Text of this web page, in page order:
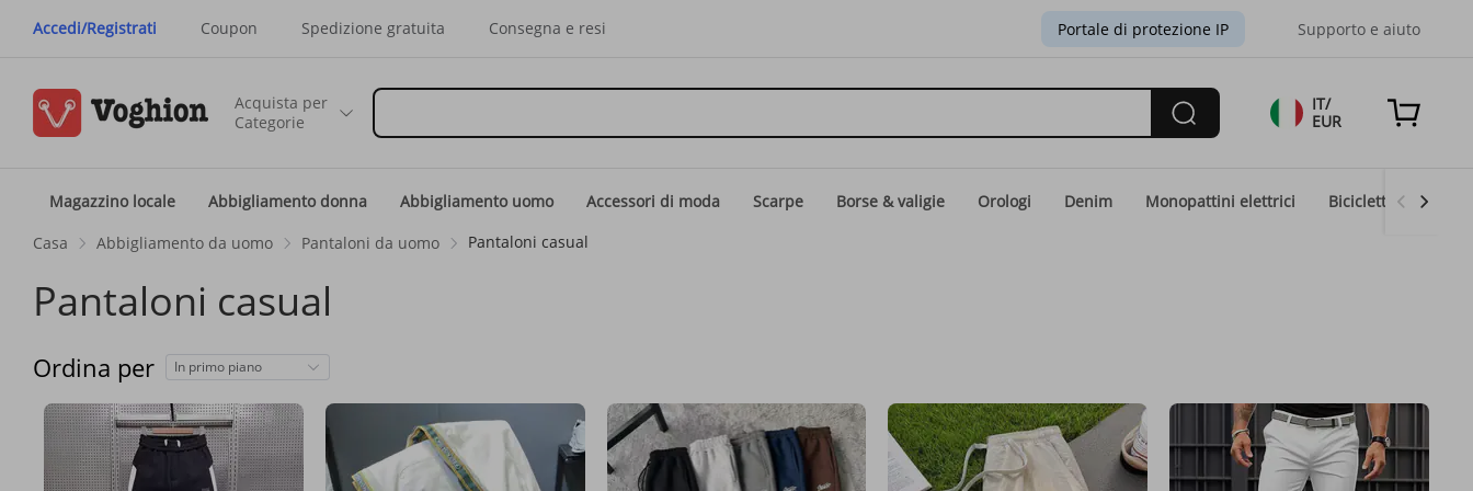
Accedi/Registrati Coupon Spedizione gratuita Consegna e resi Portale di protezione IP Supporto e aiuto
Acquista per
Categorie
IT/
EUR
Magazzino locale Abbigliamento donna Abbigliamento uomo Accessori di moda Scarpe Borse & valigie Orologi Denim Monopattini elettrici Biciclette elettriche
Casa Abbigliamento da uomo Pantaloni da uomo Pantaloni casual
Pantaloni casual
Ordina per In primo piano